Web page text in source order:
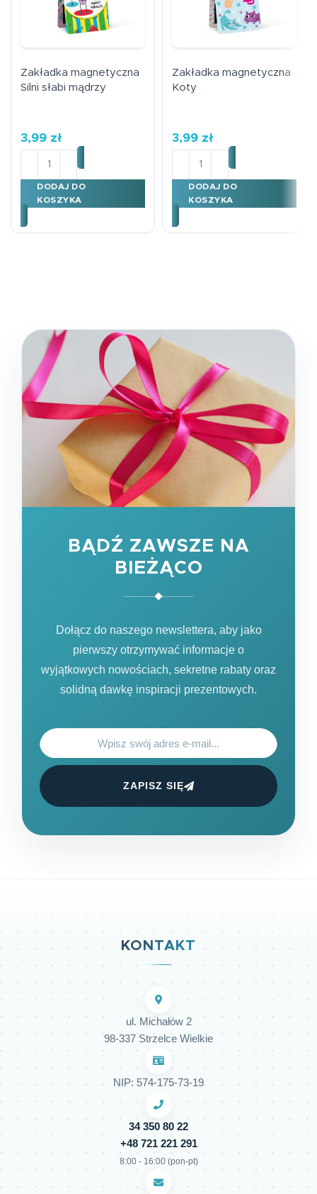
Zakładka magnetyczna
Silni słabi mądrzy
3,99 zł
ilość Zakładka magnetyczna Silni słabi mądrzy
DODAJ DO
KOSZYKA
Zakładka magnetyczna
Koty
3,99 zł
ilość Zakładka
DODAJ DO
KOSZYKA
BĄDŹ ZAWSZE NA
BIEŻĄCO
Dołącz do naszego newslettera, aby jako
pierwszy otrzymywać informacje o
wyjątkowych nowościach, sekretne rabaty oraz
solidną dawkę inspiracji prezentowych.
ZAPISZ SIĘ
KONTAKT
ul. Michałów 2
98-337 Strzelce Wielkie
NIP: 574-175-73-19
34 350 80 22
+48 721 221 291
8:00 - 16:00 (pon-pt)